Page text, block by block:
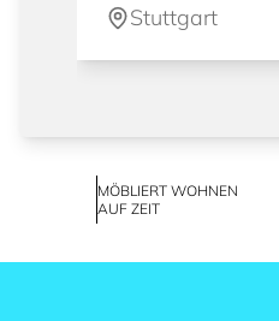
Stuttgart
MÖBLIERT WOHNEN
AUF ZEIT